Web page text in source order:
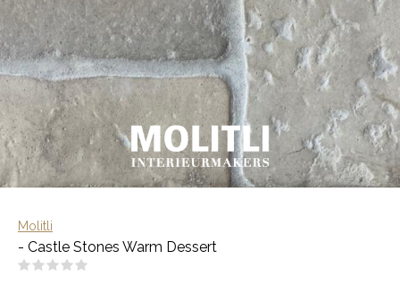
Molitli
- Castle Stones Warm Dessert